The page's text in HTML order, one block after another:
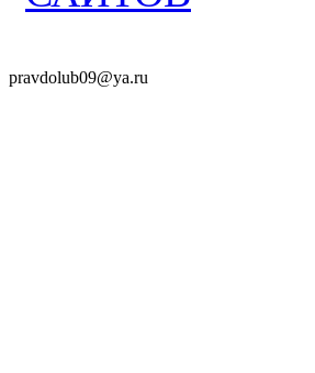
pravdolub09@ya.ru